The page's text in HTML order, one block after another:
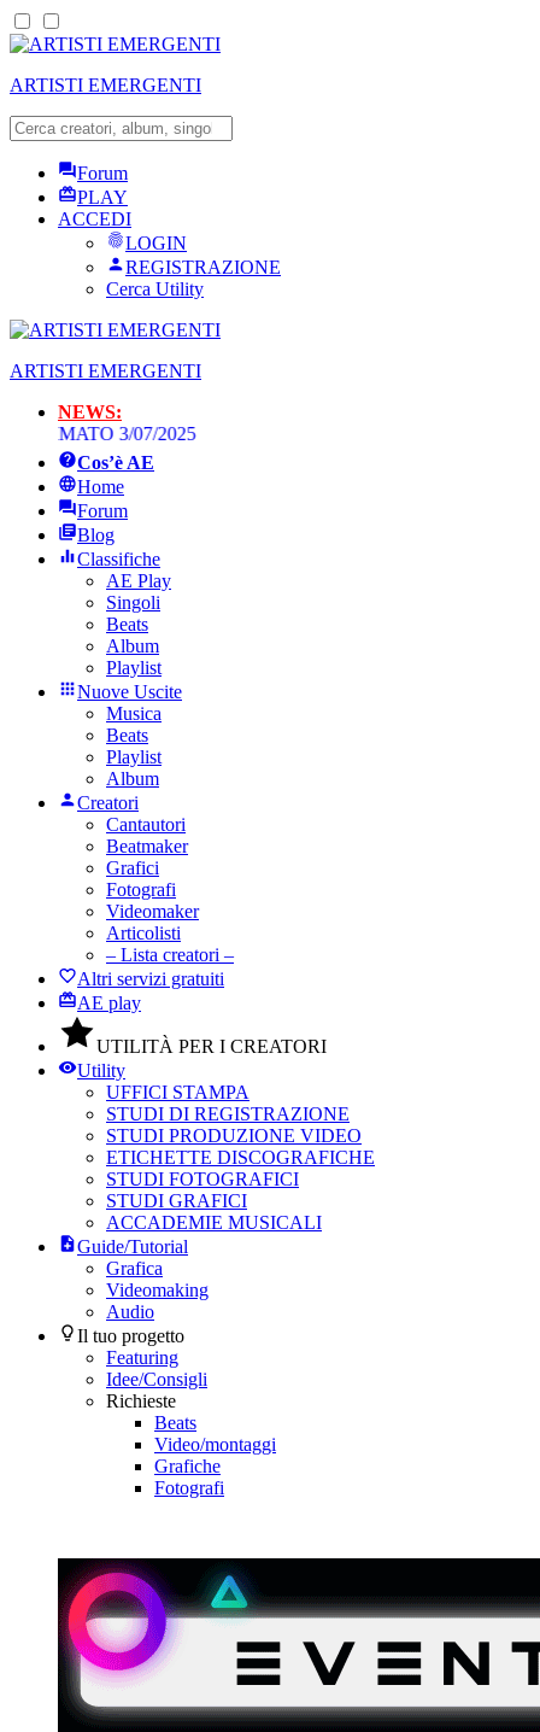
ARTISTI EMERGENTI
Forum
PLAY
ACCEDI
LOGIN
REGISTRAZIONE
Cerca Utility
ARTISTI EMERGENTI
NEWS:
3/07/2025
Cos’è AE
Home
Forum
Blog
Classifiche
AE Play
Singoli
Beats
Album
Playlist
Nuove Uscite
Musica
Beats
Playlist
Album
Creatori
Cantautori
Beatmaker
Grafici
Fotografi
Videomaker
Articolisti
– Lista creatori –
Altri servizi gratuiti
AE play
UTILITÀ PER I CREATORI
Utility
UFFICI STAMPA
STUDI DI REGISTRAZIONE
STUDI PRODUZIONE VIDEO
ETICHETTE DISCOGRAFICHE
STUDI FOTOGRAFICI
STUDI GRAFICI
ACCADEMIE MUSICALI
Guide/Tutorial
Grafica
Videomaking
Audio
Il tuo progetto
Featuring
Idee/Consigli
Richieste
Beats
Video/montaggi
Grafiche
Fotografi